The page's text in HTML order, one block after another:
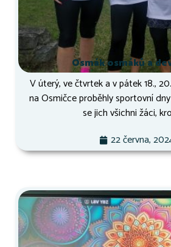
Osmák osmáků a
V úterý, ve čtvrtek a v pátek 18.,
na Osmičce proběhly sportovní
se jich všichni žáci,
22 června,